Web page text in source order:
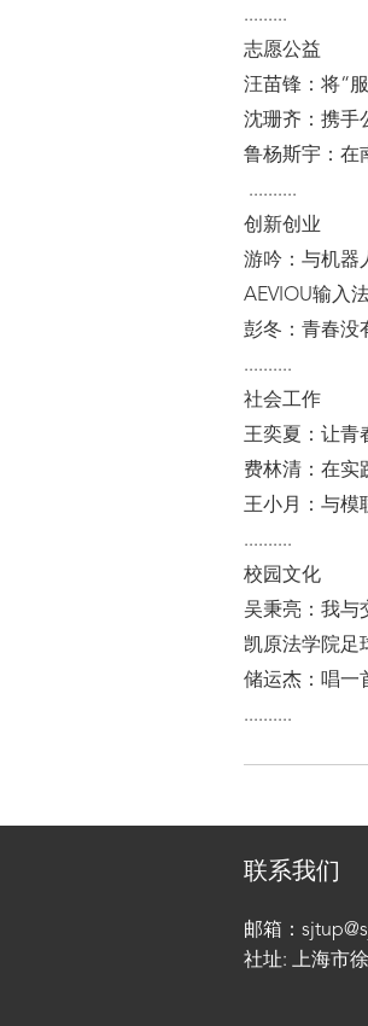
.........
志愿公益
汪苗锋：将“
沈珊齐：携
鲁杨斯宇：在
..........
创新创业
游吟：与机器
AEVIOU输入
彭冬：青春没
..........
社会工作
王奕夏：让青
费林清：在实
王小月：与模
..........
校园文化
吴秉亮：我与
凯原法学院足
储运杰：唱一
..........
联系我们
邮箱：
社址: 上海市